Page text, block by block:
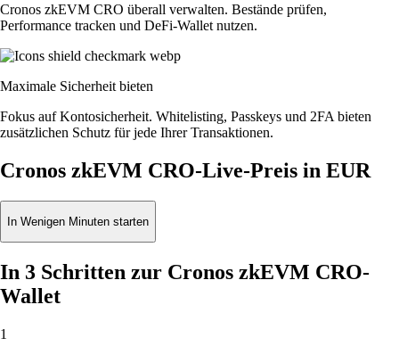
Cronos zkEVM CRO überall verwalten. Bestände prüfen,
Performance tracken und DeFi-Wallet nutzen.
Maximale Sicherheit bieten
Fokus auf Kontosicherheit. Whitelisting, Passkeys und 2FA bieten
zusätzlichen Schutz für jede Ihrer Transaktionen.
Cronos zkEVM CRO-Live-Preis in EUR
In Wenigen Minuten starten
In 3 Schritten zur Cronos zkEVM CRO-
Wallet
1